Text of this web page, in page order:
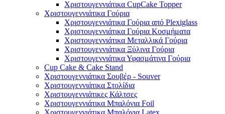
Χριστουγεννιάτικα CupCake Topper
Χριστουγεννιάτικα Γούρια
Χριστουγεννιάτικα Γούρια από Plexiglass
Χριστουγεννιάτικα Γούρια Κοσμήματα
Χριστουγεννιάτικα Μεταλλικά Γούρια
Χριστουγεννιάτικα Ξύλινα Γούρια
Χριστουγεννιάτικα Υφασμάτινα Γούρια
Cup Cake & Cake Stand
Χριστουγεννιάτικα Σουβέρ - Souver
Χριστουγεννιάτικα Στολίδια
Χριστουγεννιάτικες Κάλτσες
Χριστουγεννιάτικα Μπαλόνια Foil